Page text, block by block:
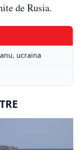
de Rusia.
, ucraina